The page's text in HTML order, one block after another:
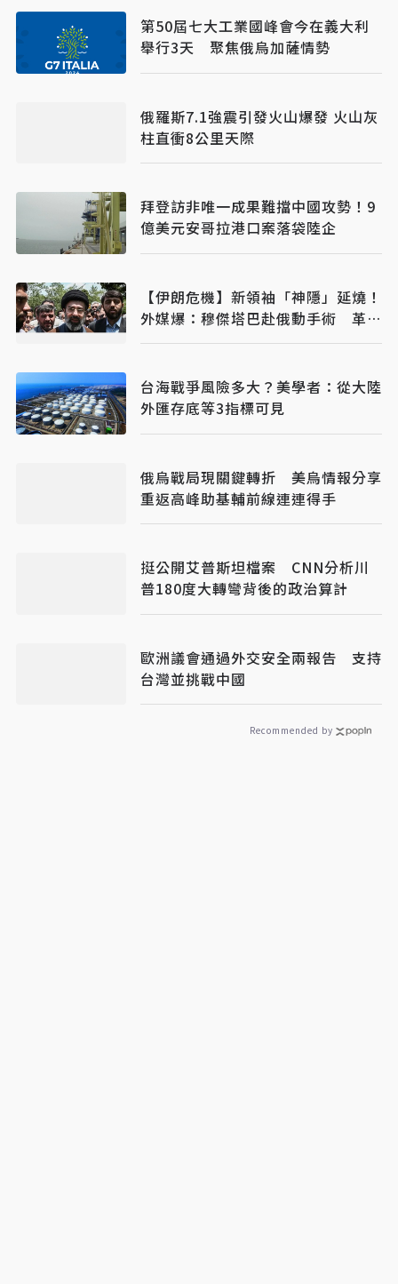
第50屆七大工業國峰會今在義大利
舉行3天 聚焦俄烏加薩情勢
俄羅斯7.1強震引發火山爆發 火山灰
柱直衝8公里天際
拜登訪非唯一成果難擋中國攻勢！9
億美元安哥拉港口案落袋陸企
【伊朗危機】新領袖「神隱」延燒！
外媒爆：穆傑塔巴赴俄動手術 革命
衛隊恐掌權
台海戰爭風險多大？美學者：從大陸
外匯存底等3指標可見
俄烏戰局現關鍵轉折 美烏情報分享
重返高峰助基輔前線連連得手
挺公開艾普斯坦檔案 CNN分析川
普180度大轉彎背後的政治算計
歐洲議會通過外交安全兩報告 支持
台灣並挑戰中國
Recommended by